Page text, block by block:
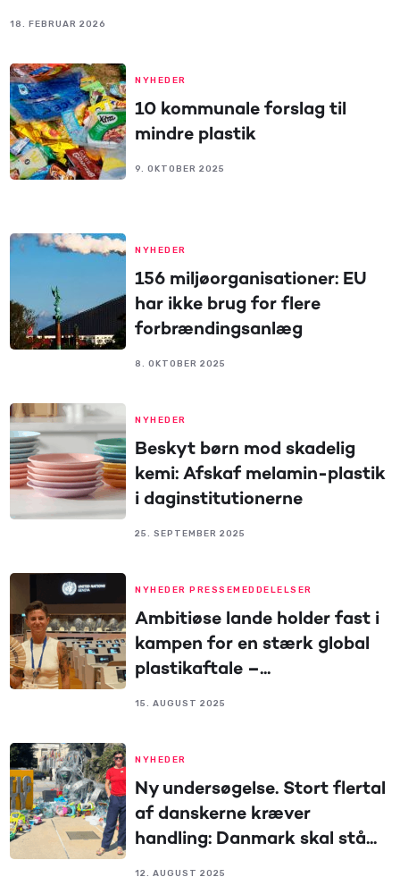
18. FEBRUAR 2026
NYHEDER
10 kommunale forslag til
mindre plastik
9. OKTOBER 2025
NYHEDER
156 miljøorganisationer: EU
har ikke brug for flere
forbrændingsanlæg
8. OKTOBER 2025
NYHEDER
Beskyt børn mod skadelig
kemi: Afskaf melamin-plastik
i daginstitutionerne
25. SEPTEMBER 2025
NYHEDER PRESSEMEDDELELSER
Ambitiøse lande holder fast i
kampen for en stærk global
plastikaftale –...
15. AUGUST 2025
NYHEDER
Ny undersøgelse. Stort flertal
af danskerne kræver
handling: Danmark skal stå...
12. AUGUST 2025